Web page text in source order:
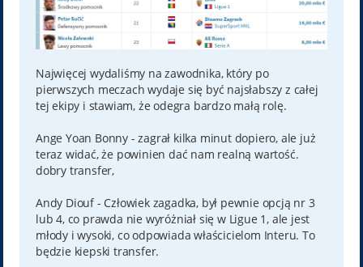
Najwięcej wydaliśmy na zawodnika, który po
pierwszych meczach wydaje się być najsłabszy z całej
tej ekipy i stawiam, że odegra bardzo małą rolę.
Ange Yoan Bonny - zagrał kilka minut dopiero, ale już
teraz widać, że powinien dać nam realną wartość.
dobry transfer,
Andy Diouf - Człowiek zagadka, był pewnie opcją nr 3
lub 4, co prawda nie wyróżniał się w Ligue 1, ale jest
młody i wysoki, co odpowiada właścicielom Interu. To
będzie kiepski transfer.